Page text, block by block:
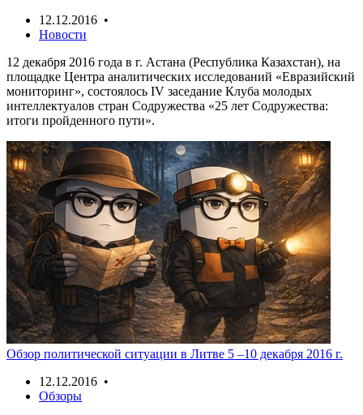
12.12.2016 •
Новости
12 декабря 2016 года в г. Астана (Республика Казахстан), на
площадке Центра аналитических исследований «Евразийский
мониторинг», состоялось IV заседание Клуба молодых
интеллектуалов стран Содружества «25 лет Содружества:
итоги пройденного пути».
Обзор политической ситуации в Литве 5 –10 декабря 2016 г.
12.12.2016 •
Обзоры